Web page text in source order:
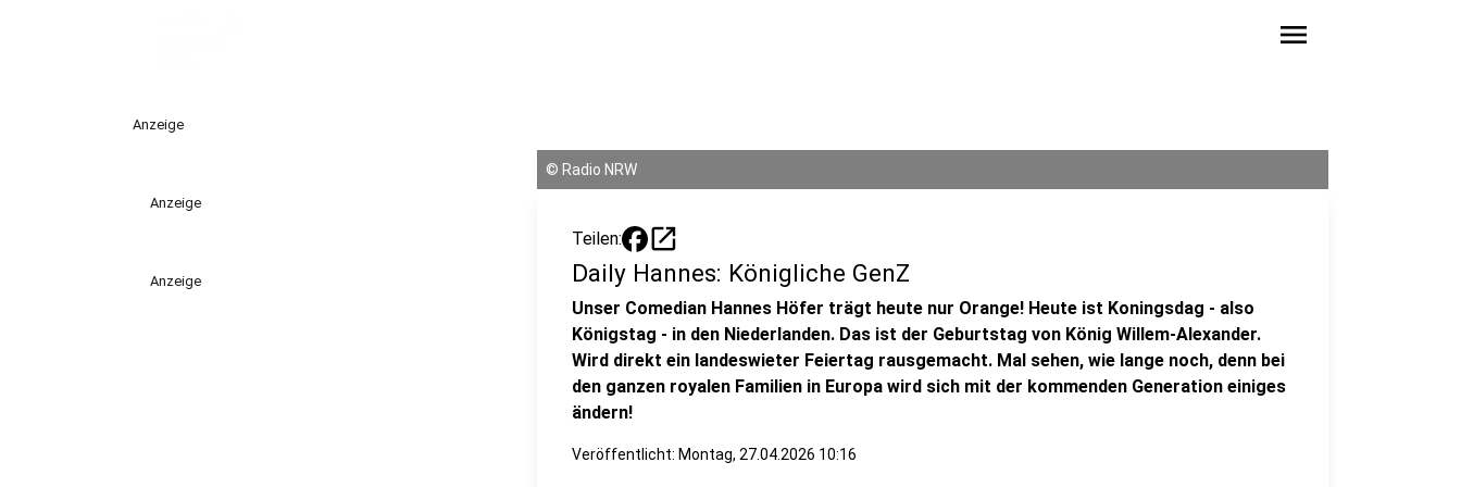
menu
Anzeige
Anzeige
Anzeige
© Radio NRW
Teilen: open_in_new
Daily Hannes: Königliche GenZ
Unser Comedian Hannes Höfer trägt heute nur Orange! Heute ist Koningsdag - also
Königstag - in den Niederlanden. Das ist der Geburtstag von König Willem-Alexander.
Wird direkt ein landeswieter Feiertag rausgemacht. Mal sehen, wie lange noch, denn bei
den ganzen royalen Familien in Europa wird sich mit der kommenden Generation einiges
ändern!
Veröffentlicht: Montag, 27.04.2026 10:16